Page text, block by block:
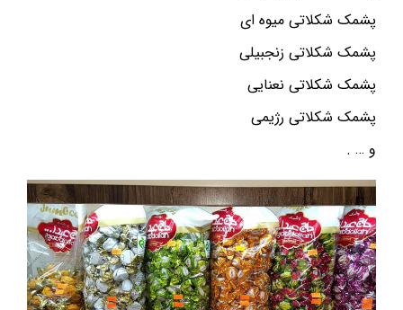
پشمک شکلاتی میوه ای
پشمک شکلاتی زنجبیلی
پشمک شکلاتی نعنایی
پشمک شکلاتی رژیمی
و … .